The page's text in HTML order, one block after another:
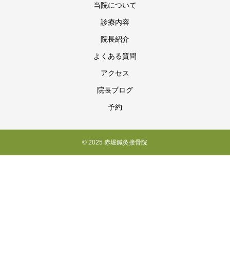
当院について
診療内容
院長紹介
よくある質問
アクセス
院長ブログ
予約
© 2025 赤堀鍼灸接骨院